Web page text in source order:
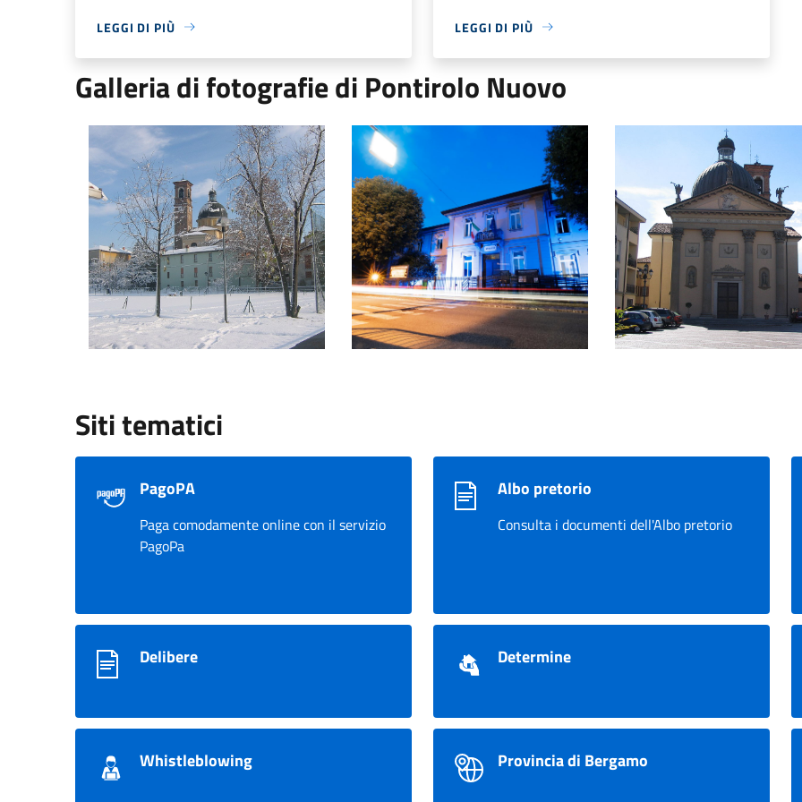
LEGGI DI PIÙ LEGGI DI PIÙ
Galleria di fotografie di Pontirolo Nuovo
Vista chiesa innevata Municipio in notturna Chiesa di San Michele
Siti tematici
PagoPA
Paga comodamente online con il servizio
PagoPa
Albo pretorio
Consulta i documenti dell'Albo pretorio
Delibere Determine
Whistleblowing Provincia di Bergamo